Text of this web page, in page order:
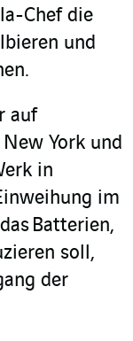
Chef die
und
auf
York und
in
im
Batterien,
soll,
der